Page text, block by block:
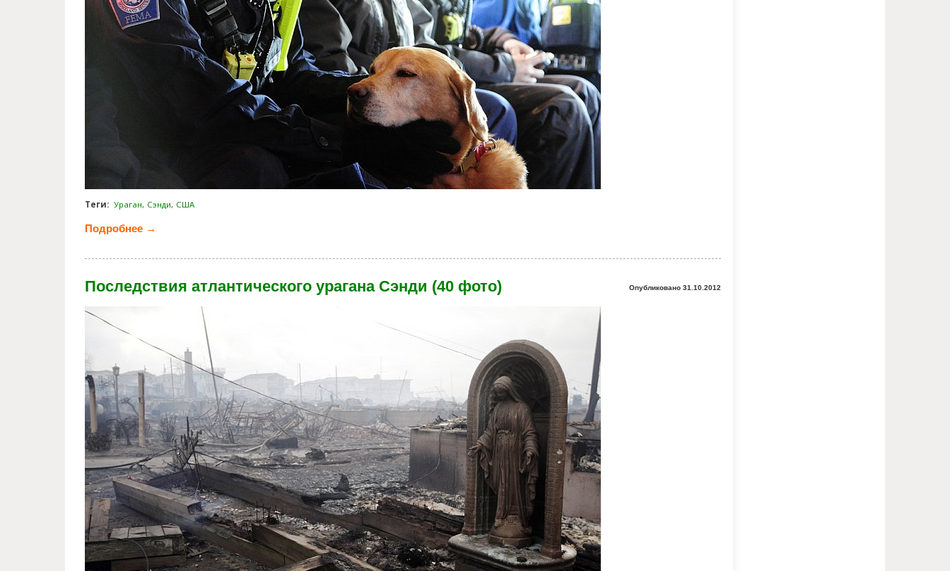
Теги: Ураган Сэнди США
Подробнее →
Последствия атлантического урагана Сэнди (40 фото) Опубликовано 31.10.2012
hurricane_sandy.jpg